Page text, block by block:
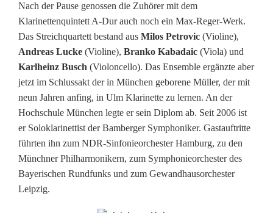
e
b
e
i
d
e
n
G
Nach der Pause genossen die Zuhörer mit dem
Klarinettenquintett A-Dur auch noch ein Max-Reger-Werk.
Das Streichquartett bestand aus Milos Petrovic (Violine),
Andreas Lucke (Violine), Branko Kabadaic (Viola) und
Karlheinz Busch (Violoncello). Das Ensemble ergänzte aber
jetzt im Schlussakt der in München geborene Müller, der mit
neun Jahren anfing, in Ulm Klarinette zu lernen. An der
Hochschule München legte er sein Diplom ab. Seit 2006 ist
er Soloklarinettist der Bamberger Symphoniker. Gastauftritte
führten ihn zum NDR-Sinfonieorchester Hamburg, zu den
Münchner Philharmonikern, zum Symphonieorchester des
Bayerischen Rundfunks und zum Gewandhausorchester
Leipzig.